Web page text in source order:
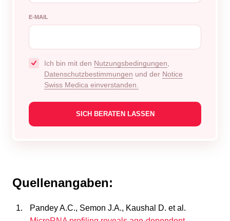
E-MAIL
Ich bin mit den Nutzungsbedingungen
Datenschutzbestimmungen und der Notice
Swiss Medica einverstanden.
Quellenangaben:
Pandey A.C., Semon J.A., Kaushal D. et al.